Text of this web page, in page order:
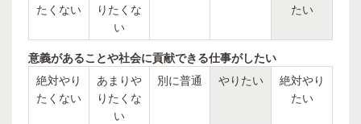
たくない
りたくな
い
たい
意義があることや社会に貢献できる仕事がしたい
絶対やり
たくない
あまりや
りたくな
い
別に普通 やりたい
絶対やり
たい